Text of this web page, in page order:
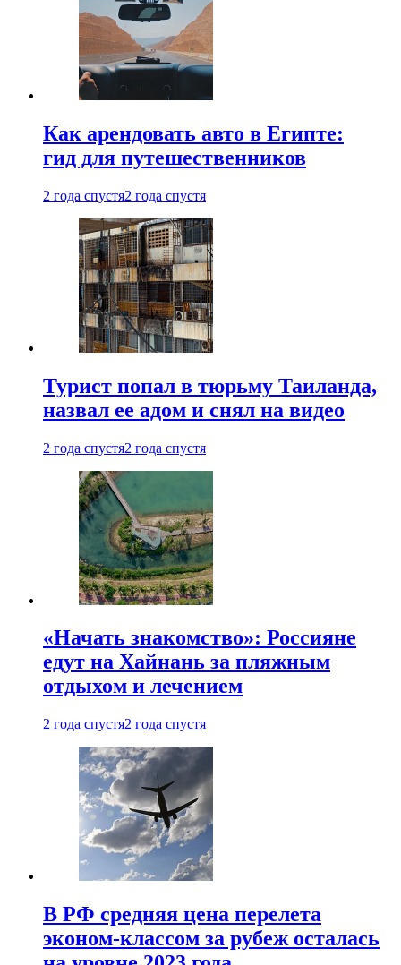
Как арендовать авто в Египте:
гид для путешественников
2 года спустя2 года спустя
Турист попал в тюрьму Таиланда,
назвал ее адом и снял на видео
2 года спустя2 года спустя
«Начать знакомство»: Россияне
едут на Хайнань за пляжным
отдыхом и лечением
2 года спустя2 года спустя
В РФ средняя цена перелета
эконом-классом за рубеж осталась